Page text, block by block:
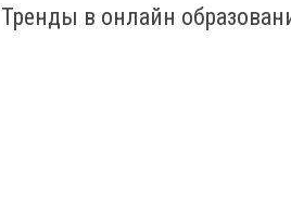
Тренды в онлайн